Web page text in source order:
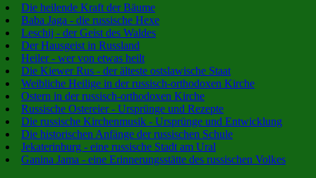
Die heilende Kraft der Bäume
Baba Jaga - die russische Hexe
Leschij - der Geist des Waldes
Der Hausgeist in Russland
Heiler - wer von etwas heilt
Die Kiewer Rus - der älteste ostslawische Staat
Weibliche Heilige in der russisch-orthodoxen Kirche
Ostern in der russisch-orthodoxen Kirche
Russische Ostereier - Ursprünge und Rezepte
Die russische Kirchenmusik - Ursprünge und Entwicklung
Die historischen Anfänge der russischen Schule
Jekaterinburg - eine russische Stadt am Ural
Ganina Jama - eine Erinnerungsstätte des russischen Volkes